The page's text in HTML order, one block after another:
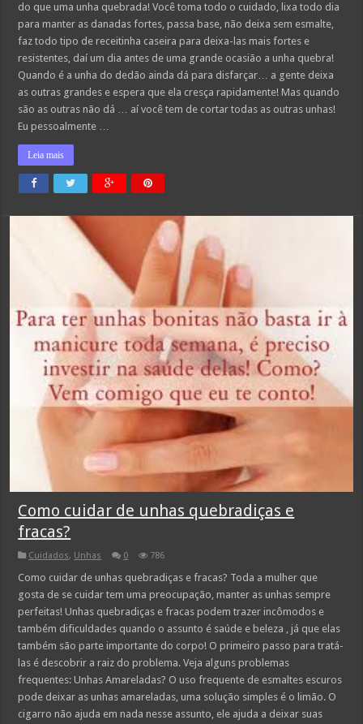
do que uma unha quebrada! Você toma todo o cuidado, lixa todo dia
para manter as danadas fortes, passa base, não deixa sem esmalte,
faz todo tipo de receitinha caseira para deixa-las mais fortes e
resistentes, daí um dia antes de uma grande ocasião a unha quebra!
Quando é a unha do dedão ainda dá para disfarçar… a gente deixa
as outras grandes e espera que ela cresça rapidamente! Mas quando
são as outras não dá … aí você tem de cortar todas as outras unhas!
Eu pessoalmente …
Leia mais
Como cuidar de unhas quebradiças e
fracas?
Cuidados, Unhas 0 786
Como cuidar de unhas quebradiças e fracas? Toda a mulher que
gosta de se cuidar tem uma preocupação, manter as unhas sempre
perfeitas! Unhas quebradiças e fracas podem trazer incômodos e
também dificuldades quando o assunto é saúde e beleza , já que elas
também são parte importante do corpo! O primeiro passo para tratá-
las é descobrir a raiz do problema. Veja alguns problemas
frequentes: Unhas Amareladas? O uso frequente de esmaltes escuros
pode deixar as unhas amareladas, uma solução simples é o limão. O
cigarro não ajuda em nada nesse assunto, ele ajuda a deixar suas